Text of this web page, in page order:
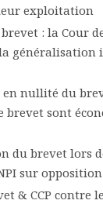
exploitation
: la Cour
généralisation
en nullité du
brevet sont
du brevet lors
sur opposition
& CCP contre